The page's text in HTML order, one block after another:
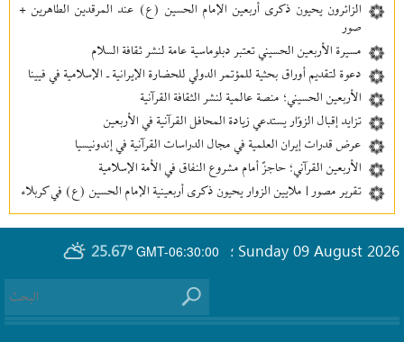
الزائرون يحيون ذكرى أربعين الإمام الحسين (ع) عند المرقدين الطاهرين +
صور
مسيرة الأربعين الحسيني تعتبر دبلوماسية عامة لنشر ثقافة السلام
دعوة لتقديم أوراق بحثية للمؤتمر الدولي للحضارة الإيرانية ـ الإسلامية في فيينا
الأربعين الحسيني؛ منصة عالمية لنشر الثقافة القرآنية
تزايد إقبال الزوّار يستدعي زيادة المحافل القرآنية في الأربعين
عرض قدرات إيران العلمية في مجال الدراسات القرآنية في إندونيسيا
الأربعين القرآني؛ حاجزٌ أمام مشروع النفاق في الأمة الإسلامية
تقرير مصور | ملايين الزوار يحيون ذكرى أربعينية الإمام الحسين (ع) في كربلاء
GMT-06:30:00
25.67° Sunday 09 August 2026 ؛